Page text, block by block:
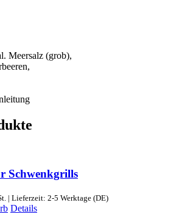
Meersalz (grob),
Schwenkgrills
| Lieferzeit: 2-5 Werktage (DE)
Details